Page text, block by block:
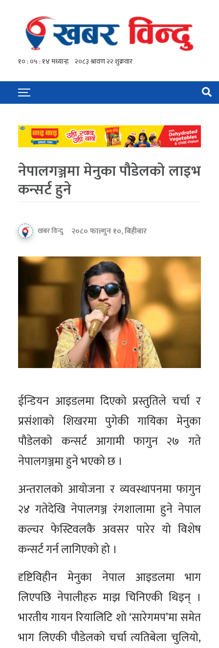
नेपालगञ्जमा मेनुका पौडेलको लाइभ
कन्सर्ट हुने
खबर विन्दु २०८० फाल्गुन १०, बिहीबार
ईन्डियन आइडलमा दिएको प्रस्तुतिले चर्चा र
प्रसंशाको शिखरमा पुगेकी गायिका मेनुका
पौडेलको कन्सर्ट आगामी फागुन २७ गते
नेपालगञ्जमा हुने भएको छ ।
अन्तरालको आयोजना र व्यवस्थापनमा फागुन
२४ गतेदेखि नेपालगञ्ज रंगशालामा हुने नेपाल
कल्चर फेस्टिवलकै अवसर पारेर यो विशेष
कन्सर्ट गर्न लागिएको हो ।
दृष्टिविहीन मेनुका नेपाल आइडलमा भाग
लिएपछि नेपालीहरु माझ चिनिएकी थिइन् ।
भारतीय गायन रियालिटि शो ‘सारेगमप’मा समेत
भाग लिएकी पौडेलको चर्चा त्यतिबेला चुलियो,